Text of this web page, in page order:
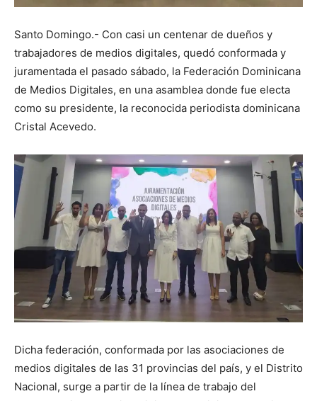
Santo Domingo.- Con casi un centenar de dueños y
trabajadores de medios digitales, quedó conformada y
juramentada el pasado sábado, la Federación Dominicana
de Medios Digitales, en una asamblea donde fue electa
como su presidente, la reconocida periodista dominicana
Cristal Acevedo.
Dicha federación, conformada por las asociaciones de
medios digitales de las 31 provincias del país, y el Distrito
Nacional, surge a partir de la línea de trabajo del